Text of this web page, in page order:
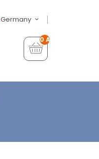
Germany
0 Artikel - €0,00